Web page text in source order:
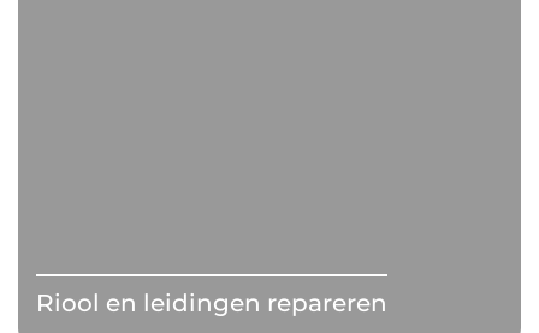
Riool en leidingen repareren